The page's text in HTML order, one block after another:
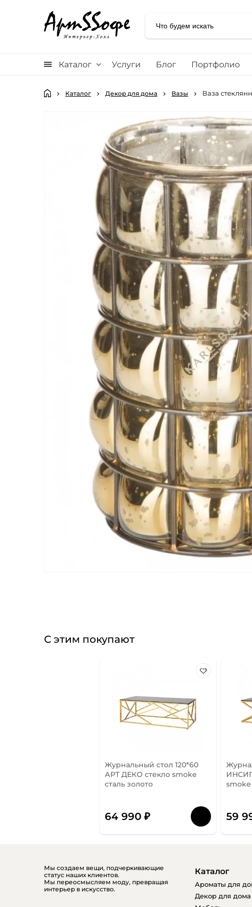
Каталог Услуги Блог Портфолио
Каталог Декор для дома Вазы Ваза
С этим покупают
Журнальный стол 120*60
АРТ ДЕКО стекло smoke
сталь золото
64 990 ₽
smoke
59
Мы создаем вещи, подчеркивающие
статус наших клиентов.
Мы переосмысляем моду, превращая
интерьер в искусство.
Каталог
Ароматы для
Декор для дома